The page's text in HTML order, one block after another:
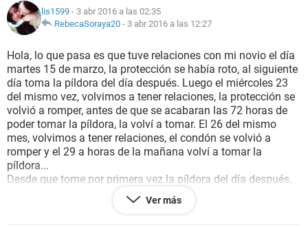
NUTRICIÓN
BIENESTAR
SEXUALIDAD
GLOSARIO
lis1599 - 3 abr 2016 a las 02:35
RebecaSoraya20 - 3 abr 2016 a las 12:27
Hola, lo que pasa es que tuve relaciones con mi novio el día
martes 15 de marzo, la protección se había roto, al siguiente
día toma la píldora del día después. Luego el miércoles 23
del mismo vez, volvimos a tener relaciones, la protección se
volvió a romper, antes de que se acabaran las 72 horas de
poder tomar la píldora, la volví a tomar. El 26 del mismo
mes, volvimos a tener relaciones, el condón se volvió a
romper y el 29 a horas de la mañana volví a tomar la
píldora...
Desde que tome por primera vez la píldora del día después,
mi periodo se ha vuelto un poco irregular.
Yo se las consecuencias que trae al tomar la pastilla muy
Ver más